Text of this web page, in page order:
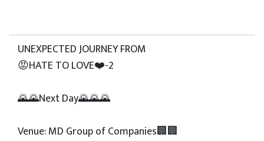
UNEXPECTED JOURNEY FROM
😡HATE TO LOVE❤️-2
🌄🌄Next Day🌄🌄🌄
Venue: MD Group of Companies🏢🏢